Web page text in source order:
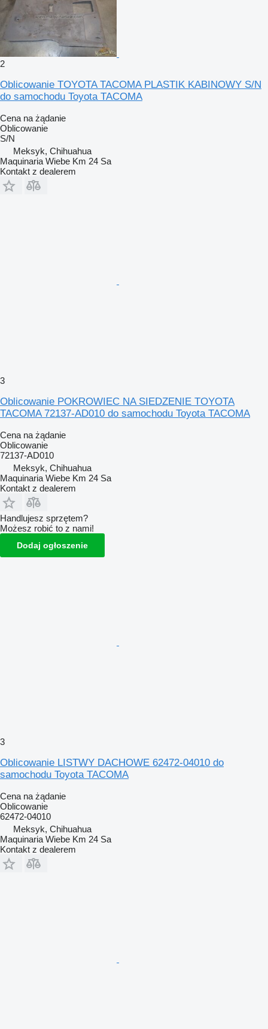
2
Oblicowanie TOYOTA TACOMA PLASTIK KABINOWY S/N
do samochodu Toyota TACOMA
Cena na żądanie
Oblicowanie
S/N
Meksyk, Chihuahua
Maquinaria Wiebe Km 24 Sa
Kontakt z dealerem
3
Oblicowanie POKROWIEC NA SIEDZENIE TOYOTA
TACOMA 72137-AD010 do samochodu Toyota TACOMA
Cena na żądanie
Oblicowanie
72137-AD010
Meksyk, Chihuahua
Maquinaria Wiebe Km 24 Sa
Kontakt z dealerem
Handlujesz sprzętem?
Możesz robić to z nami!
Dodaj ogłoszenie
3
Oblicowanie LISTWY DACHOWE 62472-04010 do
samochodu Toyota TACOMA
Cena na żądanie
Oblicowanie
62472-04010
Meksyk, Chihuahua
Maquinaria Wiebe Km 24 Sa
Kontakt z dealerem